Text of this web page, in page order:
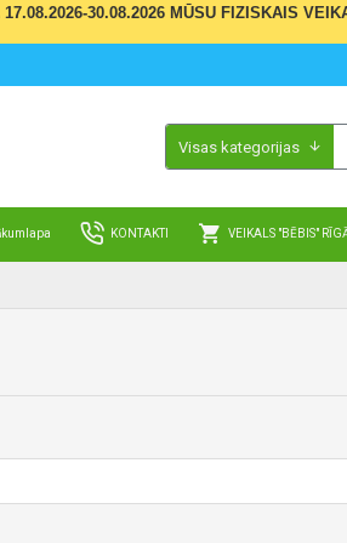
30.08.2026 MŪSU FIZISKAIS
Visas kategorijas
KONTAKTI VEIKALS "BĒBIS"